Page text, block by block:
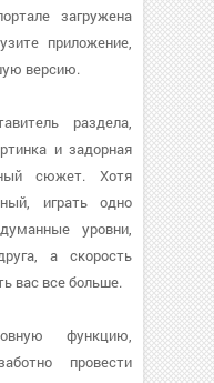
загружена
приложение,
версию.
раздела,
и задорная
сюжет. Хотя
играть одно
уровни,
а скорость
вас все больше.
функцию,
провести